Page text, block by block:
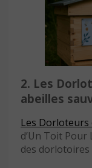
2. Les
abeilles
Les Dorloteurs
d’Un Toit Pour
des